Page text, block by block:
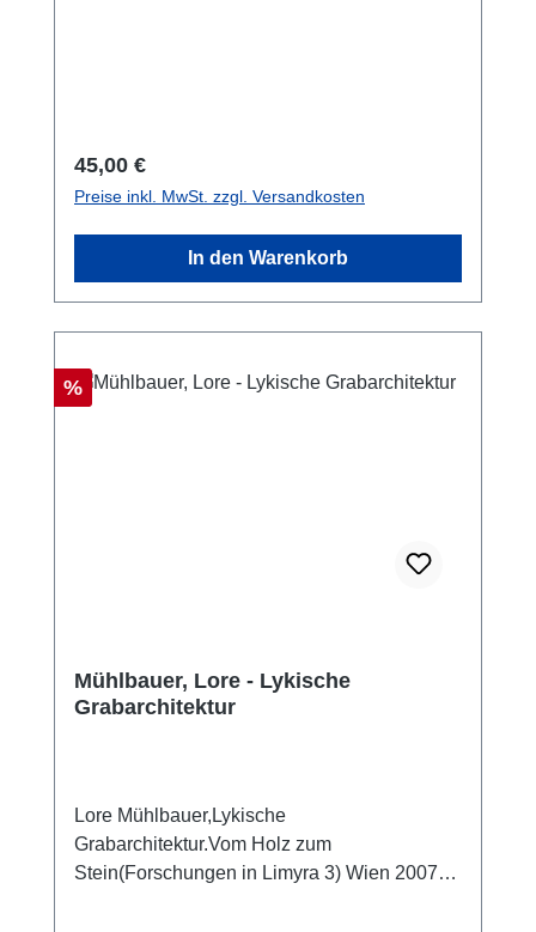
Regulärer Preis:
45,00 €
Preise inkl. MwSt. zzgl. Versandkosten
In den Warenkorb
Rabatt
%
Mühlbauer, Lore - Lykische
Grabarchitektur
Lore Mühlbauer,Lykische
Grabarchitektur.Vom Holz zum
Stein(Forschungen in Limyra 3) Wien 2007